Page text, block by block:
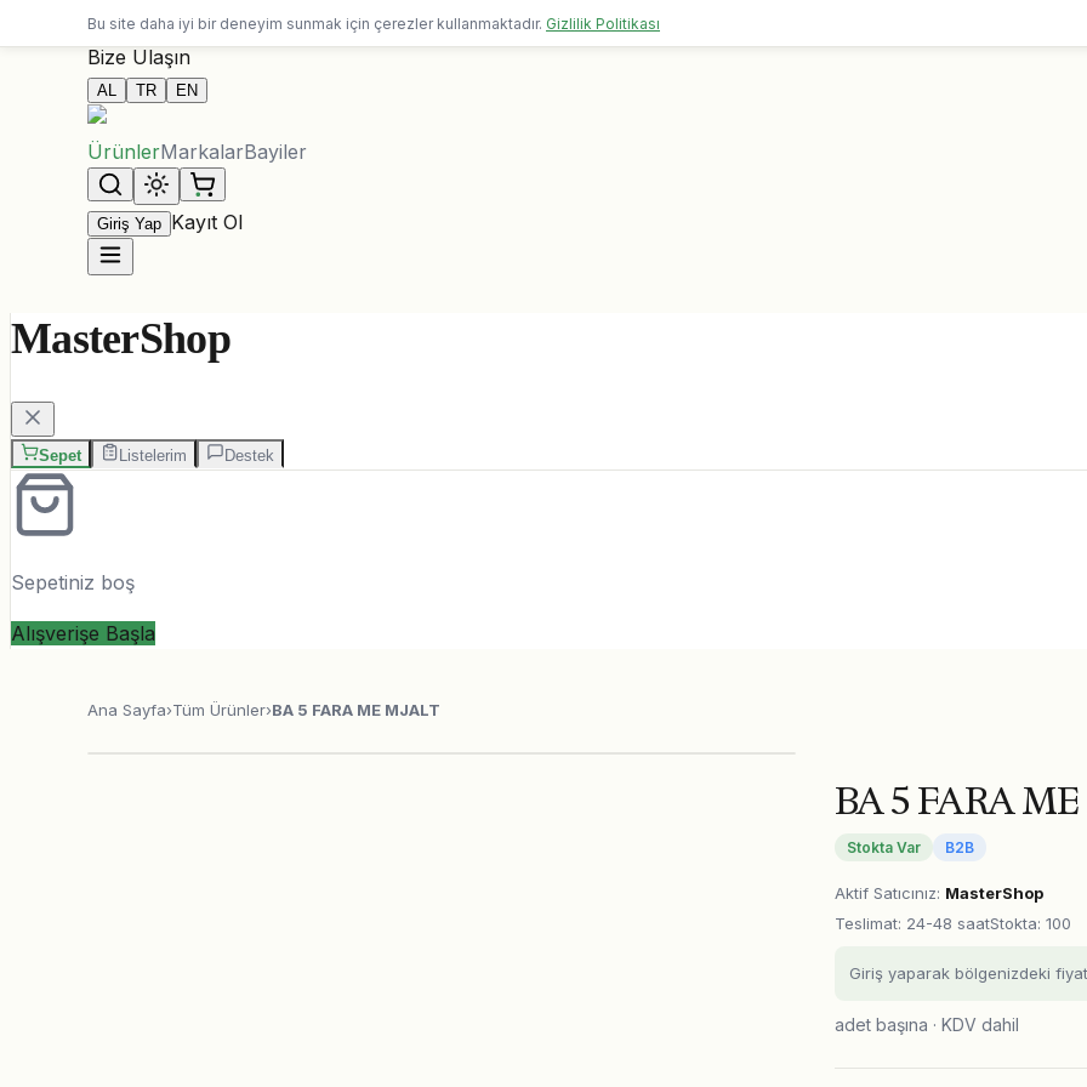
10.000 ALL üzeri siparişlerde ücretsiz kargo
Bize Ulaşın
AL TR EN
ÜrünlerMarkalarBayiler
Giriş Yap Kayıt Ol
MasterShop
Sepet Listelerim Destek
Sepetiniz boş
Alışverişe Başla
Ana Sayfa›Tüm Ürünler›BA 5 FARA ME MJALT
BA 5 FARA
Stokta Var B2B
Aktif Satıcınız: MasterShop
Teslimat: 24-48 saatStokta: 100
Giriş yaparak bölgenizdeki
adet başına · KDV dahil
Bu site daha iyi bir deneyim sunmak için çerezler kullanmaktadır. Gizlilik Politikası